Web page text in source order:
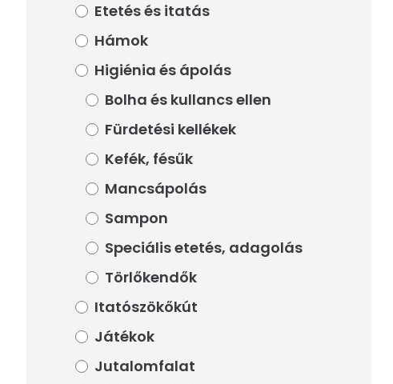
Etetés és itatás
Hámok
Higiénia és ápolás
Bolha és kullancs ellen
Fürdetési kellékek
Kefék, fésűk
Mancsápolás
Sampon
Speciális etetés, adagolás
Törlőkendők
Itatószökőkút
Játékok
Jutalomfalat
Etetés és itatás
Hámok
Higiénia és ápolás
Bolha és kullancs ellen
Fürdetési kellékek
Kefék, fésűk
Mancsápolás
Sampon
Speciális etetés, adagolás
Törlőkendők
Itatószökőkút
Játékok
Jutalomfalat